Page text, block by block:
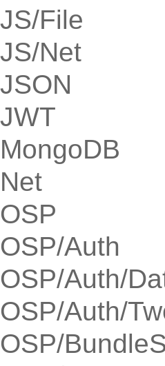
JS/File
JS/Net
JSON
JWT
MongoDB
Net
OSP
OSP/Auth
OSP/Auth/
OSP/Auth/
OSP/